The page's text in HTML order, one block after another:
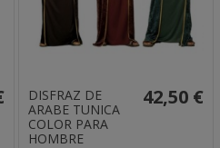
DISFRAZ DE
ARABE TUNICA
COLOR PARA
HOMBRE
42,50 €